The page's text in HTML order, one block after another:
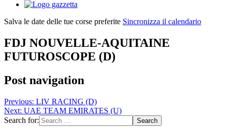
Salva le date delle tue corse preferite Sincronizza il calendario
FDJ NOUVELLE-AQUITAINE
FUTUROSCOPE (D)
Post navigation
Previous: LIV RACING (D)
Next: UAE TEAM EMIRATES (U)
Search for: